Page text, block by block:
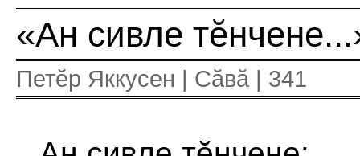
«Ан сивле
Петĕр Яккусен | Сăвă | 341